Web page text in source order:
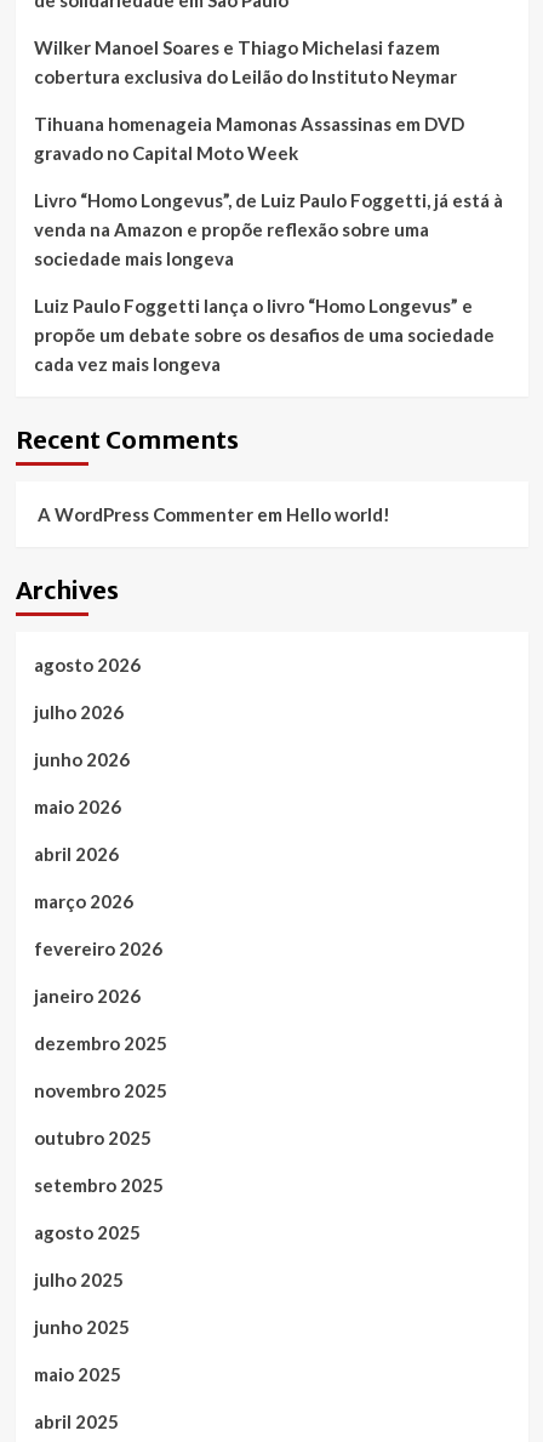
Wilker Manoel Soares e Thiago Michelasi fazem
cobertura exclusiva do Leilão do Instituto Neymar
Tihuana homenageia Mamonas Assassinas em DVD
gravado no Capital Moto Week
Livro “Homo Longevus”, de Luiz Paulo Foggetti, já está à
venda na Amazon e propõe reflexão sobre uma
sociedade mais longeva
Luiz Paulo Foggetti lança o livro “Homo Longevus” e
propõe um debate sobre os desafios de uma sociedade
cada vez mais longeva
Recent Comments
A WordPress Commenterem Hello world!
Archives
agosto 2026
julho 2026
junho 2026
maio 2026
abril 2026
março 2026
fevereiro 2026
janeiro 2026
dezembro 2025
novembro 2025
outubro 2025
setembro 2025
agosto 2025
julho 2025
junho 2025
maio 2025
abril 2025